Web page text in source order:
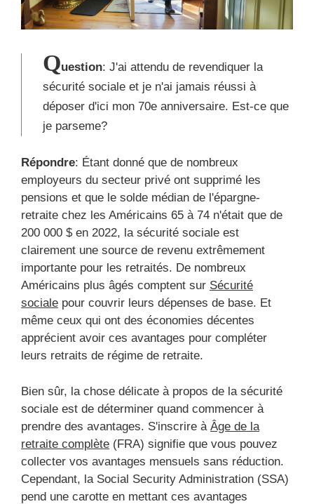
Question: J'ai attendu de revendiquer la
sécurité sociale et je n'ai jamais réussi à
déposer d'ici mon 70e anniversaire. Est-ce que
je parseme?
Répondre: Étant donné que de nombreux
employeurs du secteur privé ont supprimé les
pensions et que le solde médian de l'épargne-
retraite chez les Américains 65 à 74 n'était que de
200 000 $ en 2022, la sécurité sociale est
clairement une source de revenu extrêmement
importante pour les retraités. De nombreux
Américains plus âgés comptent sur Sécurité
sociale pour couvrir leurs dépenses de base. Et
même ceux qui ont des économies décentes
apprécient avoir ces avantages pour compléter
leurs retraits de régime de retraite.
Bien sûr, la chose délicate à propos de la sécurité
sociale est de déterminer quand commencer à
prendre des avantages. S'inscrire à Âge de la
retraite complète (FRA) signifie que vous pouvez
collecter vos avantages mensuels sans réduction.
Cependant, la Social Security Administration (SSA)
pend une carotte en mettant ces avantages